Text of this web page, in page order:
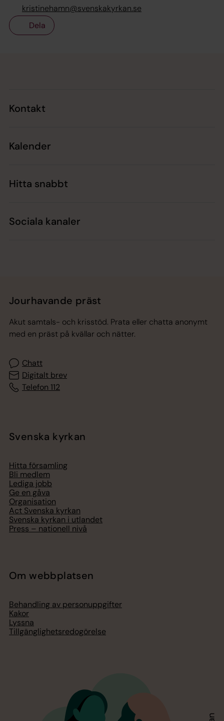
kristinehamn@svenskakyrkan.se
Dela
Kontakt
Kalender
Hitta snabbt
Sociala kanaler
Jourhavande präst
Akut samtals- och krisstöd. Prata eller chatta anonymt
med en präst på kvällar och nätter.
Chatt
Digitalt brev
Telefon 112
Svenska kyrkan
Hitta församling
Bli medlem
Lediga jobb
Ge en gåva
Organisation
Act Svenska kyrkan
Svenska kyrkan i utlandet
Press – nationell nivå
Om webbplatsen
Behandling av personuppgifter
Kakor
Lyssna
Tillgänglighetsredogörelse